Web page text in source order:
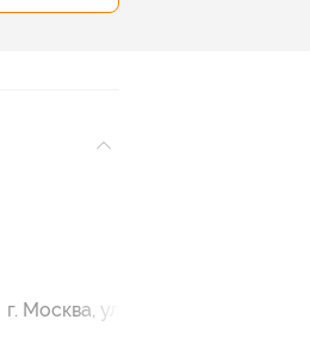
г. Москва, ул. Свободы, д. 42